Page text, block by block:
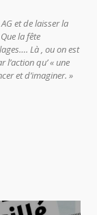
et de laisser la
la fête
Là , ou on est
l’action qu’ « une
et d’imaginer. »